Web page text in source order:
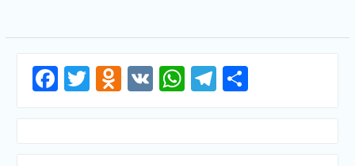
Facebook
Twitter
Odnoklassniki
VKWhatsApp
Telegram